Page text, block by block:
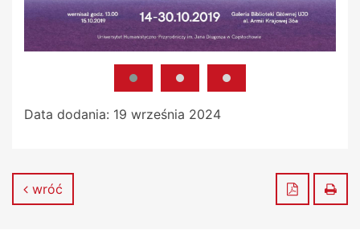
Data dodania: 19 września 2024
wróć Zapisz do